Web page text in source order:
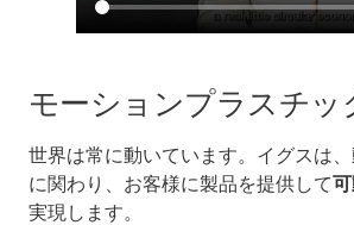
モーションプラスチッ
世界は常に動いています。イグスは
に関わり、お客様に製品を提供して
実現します。